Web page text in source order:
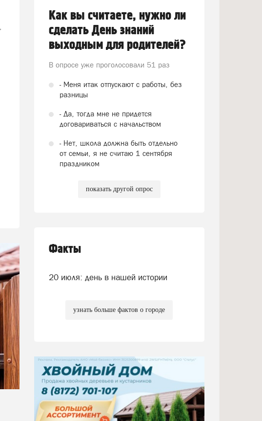
Как вы считаете, нужно ли
сделать День знаний
выходным для родителей?
В опросе уже проголосовали 51 раз
- Меня итак отпускают с работы, без
разницы
- Да, тогда мне не придется
договариваться с начальством
- Нет, школа должна быть отдельно
от семьи, я не считаю 1 сентября
праздником
показать другой опрос
Факты
20 июля: день в нашей истории
узнать больше фактов о городе